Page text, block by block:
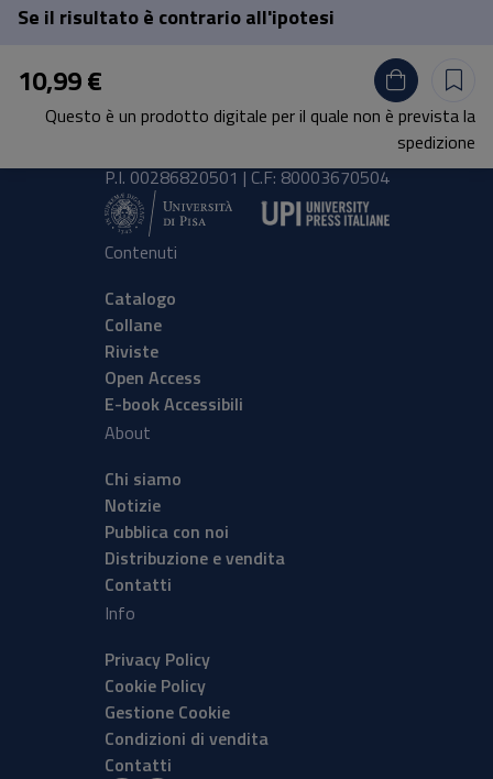
Se il risultato è contrario all'ipotesi
10,99 €
Questo è un prodotto digitale per il quale non è prevista la
spedizione
Pisa University Press
Lungarno Pacinotti 43/44 56126 Pisa
tel.+39 050 2212056
P.I. 00286820501 | C.F: 80003670504
Contenuti
Catalogo
Collane
Riviste
Open Access
E-book Accessibili
About
Chi siamo
Notizie
Pubblica con noi
Distribuzione e vendita
Contatti
Info
Privacy Policy
Cookie Policy
Gestione Cookie
Condizioni di vendita
Contatti